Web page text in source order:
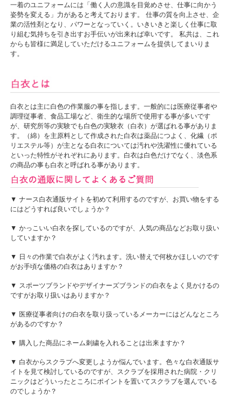
一着のユニフォームには「働く人の意識を目覚めさせ、仕事に向かう
姿勢を変える」力があると考えております。 仕事の質を向上させ、企
業の活性剤となり、パワーとなっていく。いきいきと楽しく仕事に取
り組む気持ちを引き出すお手伝いが出来れば幸いです。 私共は、これ
からも皆様に満足していただけるユニフォームを提供してまいりま
す。
白衣とは主に白色の作業服の事を指します。一般的には医療従事者や
調理従事者、食品工場など、衛生的な場所で使用する事が多いです
が、研究所等の実験でも白色の実験衣（白衣）が選ばれる事がありま
す。（綿）を主原料として作成された白衣は薬品につよく、化繊（ポ
リエステル等）が主となる白衣については汚れや洗濯性に優れている
といった特性がそれぞれにあります。白衣は白色だけでなく、淡色系
の商品の事も白衣と呼ばれる事があります。
▼ ナース白衣通販サイトを初めて利用するのですが、お買い物をする
にはどうすれば良いでしょうか？
▼ かっこいい白衣を探しているのですが、人気の商品などお取り扱い
していますか？
▼ 日々の作業で白衣がよく汚れます。洗い替えで何枚かほしいのです
がお手頃な価格の白衣はありますか？
▼ スポーツブランドやデザイナーズブランドの白衣をよく見かけるの
ですがお取り扱いはありますか？
▼ 医療従事者向けの白衣を取り扱っているメーカーにはどんなところ
があるのですか？
▼ 購入した商品にネーム刺繍を入れることは出来ますか？
▼ 白衣からスクラブへ変更しようか悩んでいます。色々な白衣通販サ
イトを見て検討しているのですが、スクラブを採用された病院・クリ
ニックはどういったところにポイントを置いてスクラブを選んでいる
のでしょうか？